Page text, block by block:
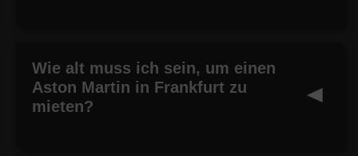
Wie alt muss ich sein, um einen
Aston Martin in Frankfurt zu
mieten?